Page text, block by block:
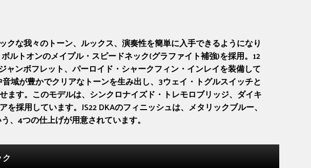
な我々のトーン、ルックス、演奏性を簡単に入手できるようになり
ルトオンのメイプル・スピードネック(グラファイト補強)を採用。12
ンボフレット、パーロイド・シャークフィン・インレイを装備して
域が豊かでクリアなトーンを生み出し、3ウェイ・トグルスイッチと
す。このモデルは、シンクロナイズド・トレモロブリッジ、ダイキ
採用しています。JS22 DKAのフィニッシュは、メタリックブルー、
、4つの仕上げが用意されています。